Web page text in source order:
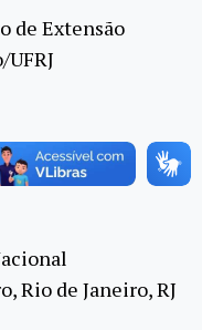
de Extensão
Rio de Janeiro, RJ